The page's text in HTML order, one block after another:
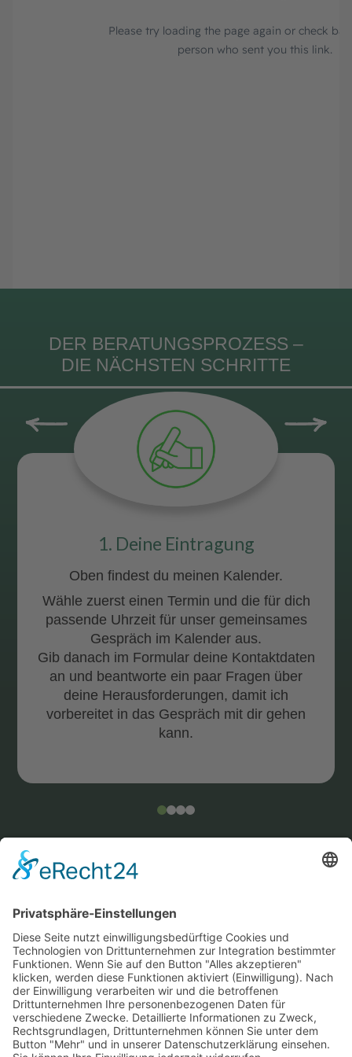
DER BERATUNGSPROZESS –
DIE NÄCHSTEN SCHRITTE
1. Deine Eintragung
Oben findest du meinen Kalender.
Wähle zuerst einen Termin und die für dich
passende Uhrzeit für unser gemeinsames
Gespräch im Kalender aus.
Gib danach im Formular deine Kontaktdaten
an und beantworte ein paar Fragen über
deine Herausforderungen, damit ich
vorbereitet in das Gespräch mit dir gehen
kann.
Kundenbewertungen und Erfahrungen zu
Thomas Harneit